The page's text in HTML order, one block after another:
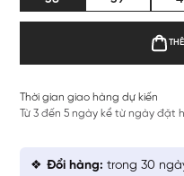
Thời gian giao hàng dự kiến
Từ 3 đến 5 ngày kể từ ngày đặt
Đổi hàng: trong 30